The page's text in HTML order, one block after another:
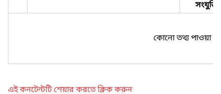
সংযুক্তি
কোনো তথ্য পাওয়া
এই কনটেন্টটি শেয়ার করতে ক্লিক করুন